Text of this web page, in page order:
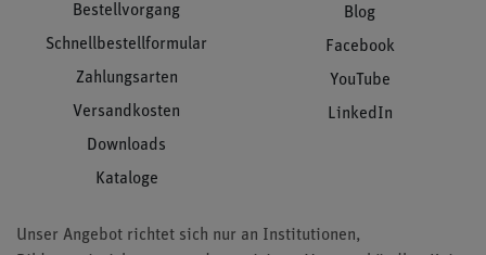
Bestellvorgang
Schnellbestellformular
Zahlungsarten
Versandkosten
Downloads
Kataloge
Blog
Facebook
YouTube
LinkedIn
Unser Angebot richtet sich nur an Institutionen,